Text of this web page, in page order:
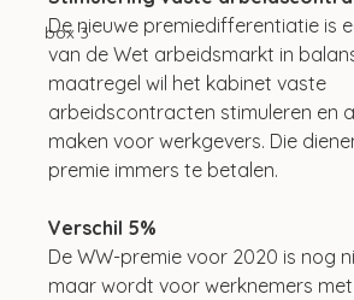
box 3
De nieuwe premiedifferentiatie is
van de Wet arbeidsmarkt in
maatregel wil het kabinet vaste
arbeidscontracten stimuleren en
maken voor werkgevers. Die
premie immers te betalen.
Verschil 5%
De WW-premie voor 2020 is nog
maar wordt voor werknemers